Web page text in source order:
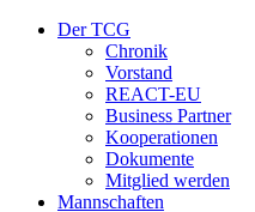
Der TCG
Chronik
Vorstand
REACT-EU
Business Partner
Kooperationen
Dokumente
Mitglied werden
Mannschaften